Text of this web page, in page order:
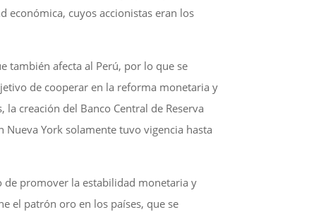
económica, cuyos accionistas eran los
también afecta al Perú, por lo que se
de cooperar en la reforma monetaria y
creación del Banco Central de Reserva
York solamente tuvo vigencia hasta
de promover la estabilidad monetaria y
el patrón oro en los países, que se